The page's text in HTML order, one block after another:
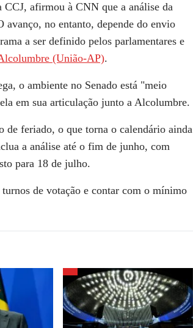
CCJ, afirmou à CNN que a análise da
avanço, no entanto, depende do envio
a ser definido pelos parlamentares e
(União-AP).
o ambiente no Senado está "meio
em sua articulação junto a Alcolumbre.
de feriado, o que torna o calendário ainda
a análise até o fim de junho, com
para 18 de julho.
turnos de votação e contar com o mínimo